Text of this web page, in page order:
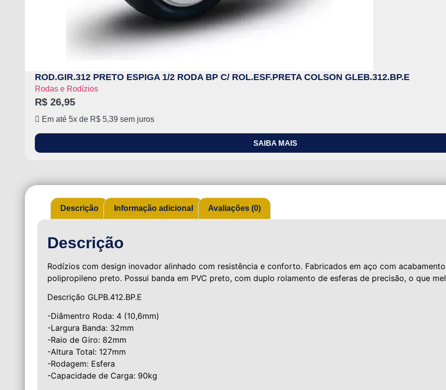
ROD.GIR.312 PRETO ESPIGA 1/2 RODA BP C/ ROL.ESF.PRETA COLSON GLEB.312.BP.E
Rodas e Rodízios
R$ 26,95
Em até 5x de R$ 5,39 sem juros
SAIBA MAIS
Descrição Informação adicional Avaliações (0)
Descrição
Rodízios com design inovador alinhado com resistência e conforto. Fabricados em aço com
polipropileno preto. Possui banda em PVC preto, com duplo rolamento de esferas de precisão, o que
Descrição GLPB.412.BP.E
-Diâmentro Roda: 4 (10,6mm)
-Largura Banda: 32mm
-Raio de Giro: 82mm
-Altura Total: 127mm
-Rodagem: Esfera
-Capacidade de Carga: 90kg